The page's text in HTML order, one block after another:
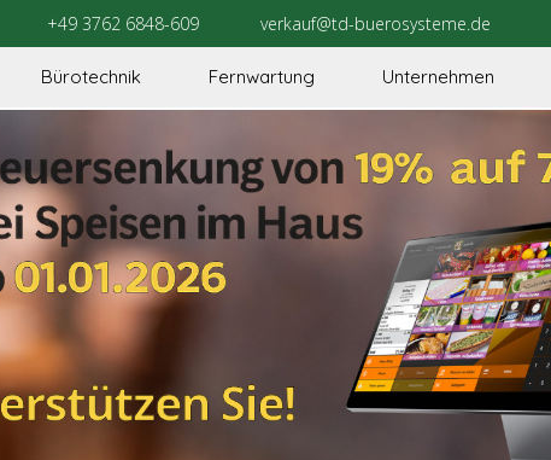
+49 3762 6848-609 verkauf@td-buerosysteme.de
Bürotechnik Fernwartung Unternehmen